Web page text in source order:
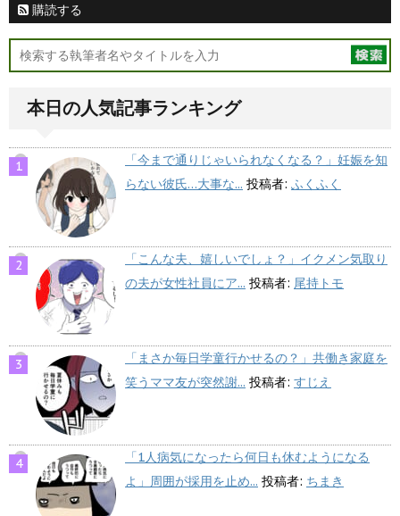
購読する
本日の人気記事ランキング
「今まで通りじゃいられなくなる？」妊娠を知
らない彼氏…大事な... 投稿者: ふくふく
「こんな夫、嬉しいでしょ？」イクメン気取り
の夫が女性社員にア... 投稿者: 尾持トモ
「まさか毎日学童行かせるの？」共働き家庭を
笑うママ友が突然謝... 投稿者: すじえ
「1人病気になったら何日も休むようになる
よ」周囲が採用を止め... 投稿者: ちまき